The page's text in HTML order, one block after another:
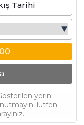
yerin
lütfen